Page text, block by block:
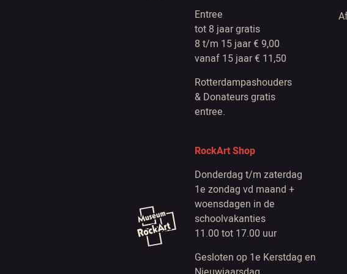
Entree
tot 8 jaar gratis
8 t/m 15 jaar € 9,00
vanaf 15 jaar € 11,50
Rotterdampashouders
& Donateurs gratis
entree.
RockArt Shop
Donderdag t/m zaterdag
1e zondag vd maand +
woensdagen in de
schoolvakanties
11.00 tot 17.00 uur
Gesloten op 1e Kerstdag en